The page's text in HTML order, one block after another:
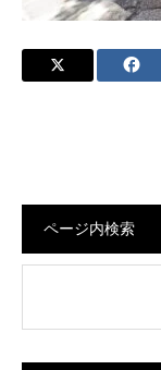
ページ内検索